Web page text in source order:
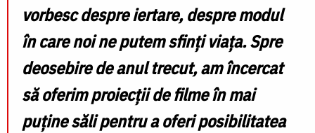
vorbesc despre iertare, despre modul
în care noi ne putem sfinți viața. Spre
deosebire de anul trecut, am încercat
să oferim proiecții de filme în mai
puține săli pentru a oferi posibilitatea